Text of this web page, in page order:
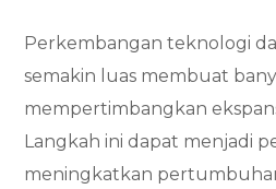
Perkembangan teknologi
semakin luas membuat
mempertimbangkan
Langkah ini dapat menjadi
meningkatkan